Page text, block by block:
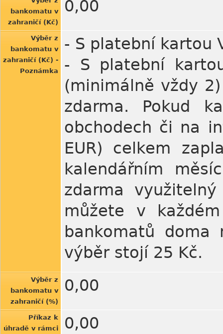
bankomatu v
zahraničí (Kč)
0,00
Výběr z
bankomatu v
zahraničí (Kč) -
Poznámka
- S platební kartou
- S platební
(minimálně vždy
zdarma. Pokud
obchodech či na
EUR) celkem
kalendářním
zdarma
můžete v
bankomatů doma
výběr stojí 25 Kč.
Výběr z
bankomatu v
zahraničí (%)
0,00
Příkaz k
úhradě v rámci
0,00